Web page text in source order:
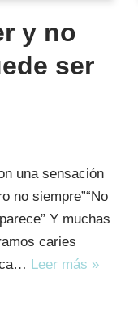
y no
ser
una sensación
no siempre”“No
Y muchas
caries
Leer más »